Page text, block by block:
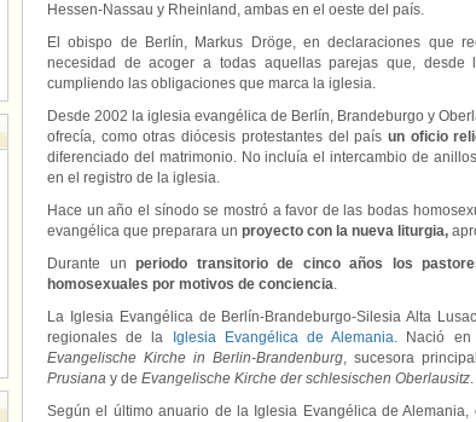
Hessen-Nassau y Rheinland, ambas en el oeste del país.
El obispo de Berlín, Markus Dröge, en declaraciones que
necesidad de acoger a todas aquellas parejas que, desde
cumpliendo las obligaciones que marca la iglesia.
Desde 2002 la iglesia evangélica de Berlín, Brandeburgo y
ofrecía, como otras diócesis protestantes del país un oficio
diferenciado del matrimonio. No incluía el intercambio de
en el registro de la iglesia.
Hace un año el sínodo se mostró a favor de las bodas
evangélica que preparara un proyecto con la nueva liturgia,
Durante un periodo transitorio de cinco años los
homosexuales por motivos de conciencia.
La Iglesia Evangélica de Berlín-Brandeburgo-Silesia Alta
regionales de la
Iglesia Evangélica de Alemania. Nació en
Evangelische Kirche in Berlin-Brandenburg, sucesora
Prusiana y de Evangelische Kirche der schlesischen Oberlausitz.
Según el último anuario de la Iglesia Evangélica de Alemania,